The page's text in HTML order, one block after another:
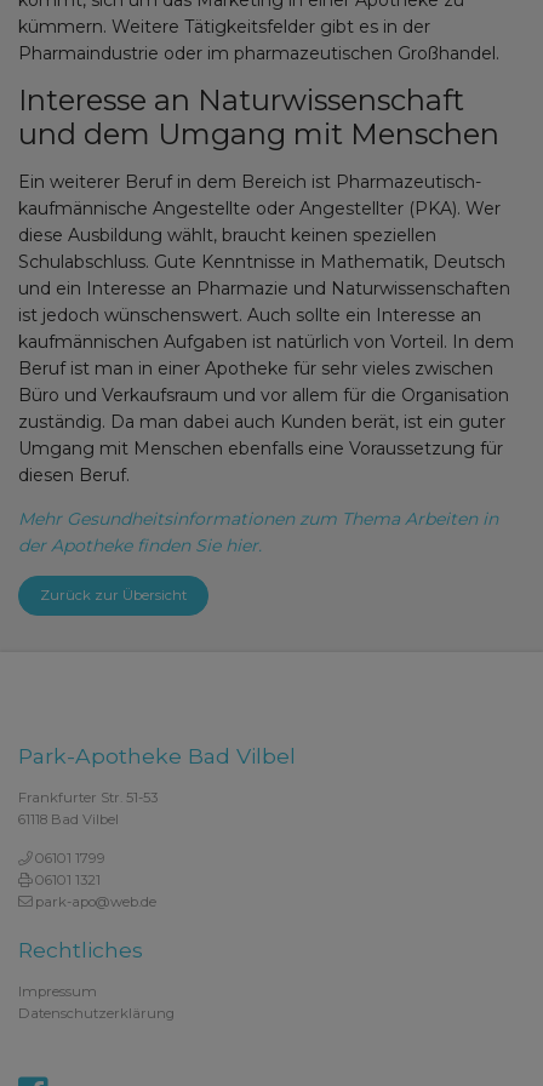
Zurück zur Übersicht
kümmern. Weitere Tätigkeitsfelder gibt es in der
Pharmaindustrie oder im pharmazeutischen Großhandel.
Interesse an Naturwissenschaft
und dem Umgang mit Menschen
Ein weiterer Beruf in dem Bereich ist Pharmazeutisch-
kaufmännische Angestellte oder Angestellter (PKA). Wer
diese Ausbildung wählt, braucht keinen speziellen
Schulabschluss. Gute Kenntnisse in Mathematik, Deutsch
und ein Interesse an Pharmazie und Naturwissenschaften
ist jedoch wünschenswert. Auch sollte ein Interesse an
kaufmännischen Aufgaben ist natürlich von Vorteil. In dem
Beruf ist man in einer Apotheke für sehr vieles zwischen
Büro und Verkaufsraum und vor allem für die Organisation
zuständig. Da man dabei auch Kunden berät, ist ein guter
Umgang mit Menschen ebenfalls eine Voraussetzung für
diesen Beruf.
Mehr Gesundheitsinformationen zum Thema Arbeiten in
der Apotheke finden Sie hier.
Park-Apotheke Bad Vilbel
Frankfurter Str. 51-53
61118 Bad Vilbel
06101 1799
06101 1321
park-apo@web.de
Rechtliches
Impressum
Datenschutzerklärung